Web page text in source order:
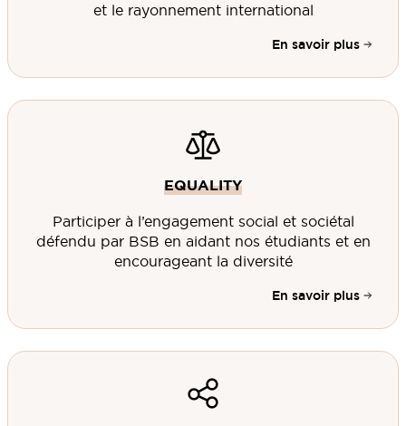
et le rayonnement international
En savoir plus
EQUALITY
Participer à l’engagement social et sociétal
défendu par BSB en aidant nos étudiants et en
encourageant la diversité
En savoir plus